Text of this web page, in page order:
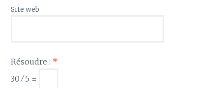
Site web
Résoudre : *
30 ⁄ 5 =